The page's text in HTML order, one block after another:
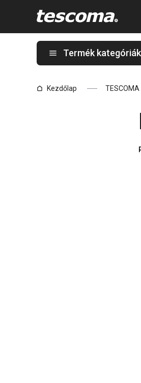
Termék kategóriák
Kezdőlap TESCOMA